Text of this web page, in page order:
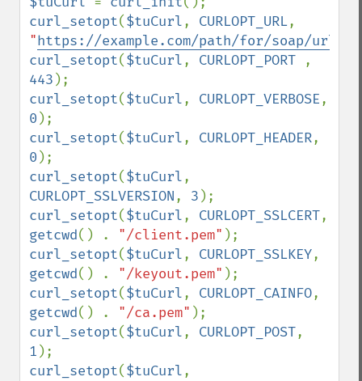
curl_setopt($tuCurl, CURLOPT_URL
"https://example.com/path/for/soap/url/
curl_setopt($tuCurl, CURLOPT_PORT
443
curl_setopt($tuCurl, CURLOPT_VERBOSE
0
curl_setopt($tuCurl, CURLOPT_HEADER
0
curl_setopt($tuCurl
CURLOPT_SSLVERSION, 3
curl_setopt($tuCurl, CURLOPT_SSLCERT
getcwd() . "/client.pem"
curl_setopt($tuCurl, CURLOPT_SSLKEY
getcwd() . "/keyout.pem"
curl_setopt($tuCurl, CURLOPT_CAINFO
getcwd() . "/ca.pem"
curl_setopt($tuCurl, CURLOPT_POST
1
curl_setopt($tuCurl